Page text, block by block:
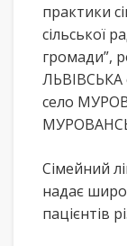
практики
сільської
громади”,
ЛЬВІВСЬКА
село
Сімейний
надає
пацієнтів